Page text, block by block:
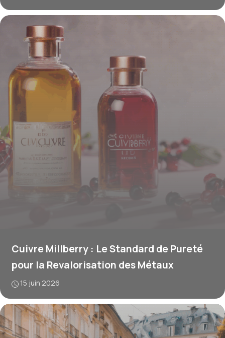
Cuivre Millberry : Le Standard de Pureté
pour la Revalorisation des Métaux
15 juin 2026